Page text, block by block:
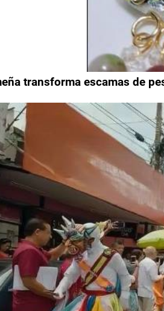
transforma escamas de